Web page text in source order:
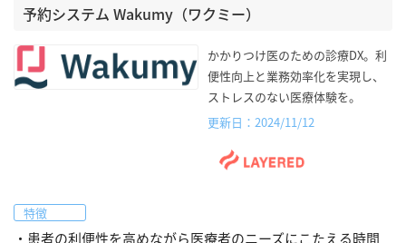
予約システム Wakumy（ワクミー）
かかりつけ医のための診療DX。利
便性向上と業務効率化を実現し、
ストレスのない医療体験を。
更新日：2024/11/12
特徴
・患者の利便性を高めながら医療者のニーズにこたえる時間